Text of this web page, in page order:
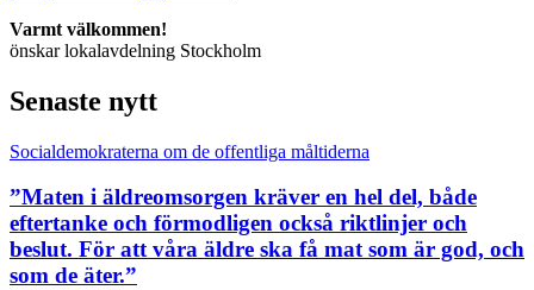
Varmt välkommen!
önskar lokalavdelning Stockholm
Senaste nytt
Socialdemokraterna om de offentliga måltiderna
”Maten i äldreomsorgen kräver en hel del, både
eftertanke och förmodligen också riktlinjer och
beslut. För att våra äldre ska få mat som är god, och
som de äter.”